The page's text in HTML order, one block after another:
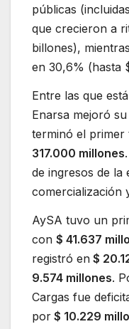
públicas
que crecieron a
billones),
en 30,6% (hasta
Entre las que
Enarsa mejoró
terminó el primer
317.000 millones
de ingresos de la
comercialización
AySA tuvo un
con $ 41.637
registró en $
9.574 millones.
Cargas fue
por $ 10.229